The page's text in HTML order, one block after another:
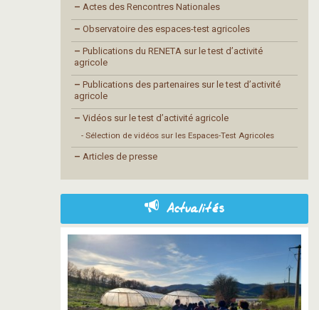
– Actes des Rencontres Nationales
– Observatoire des espaces-test agricoles
– Publications du RENETA sur le test d’activité
agricole
– Publications des partenaires sur le test d’activité
agricole
– Vidéos sur le test d’activité agricole
- Sélection de vidéos sur les Espaces-Test Agricoles
– Articles de presse
Actualités